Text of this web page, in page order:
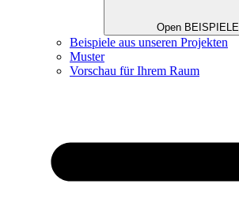
Open BEISPIELE
Beispiele aus unseren Projekten
Muster
Vorschau für Ihrem Raum